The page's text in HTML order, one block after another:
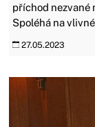
příchod nezvané
Spoléhá na
27.05.2023